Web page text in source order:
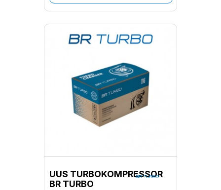
UUS TURBOKOMPRESSOR
BR TURBO